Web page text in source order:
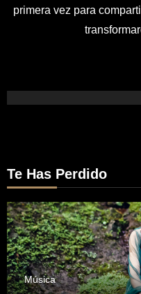
primera vez para
Te Has Perdido
Música